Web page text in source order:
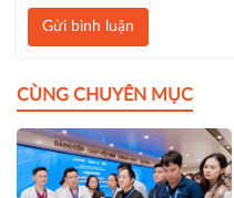
Gửi bình luận
CÙNG CHUYÊN MỤC